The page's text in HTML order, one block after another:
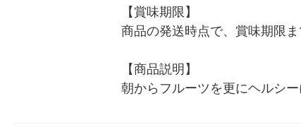
【賞味期限】
商品の発送時点で、賞味期限
【商品説明】
朝からフルーツを更にヘルシ